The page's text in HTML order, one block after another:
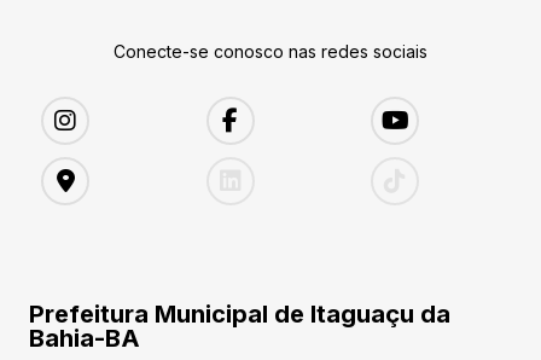
Conecte-se conosco nas redes sociais
Prefeitura Municipal de Itaguaçu da
Bahia-BA